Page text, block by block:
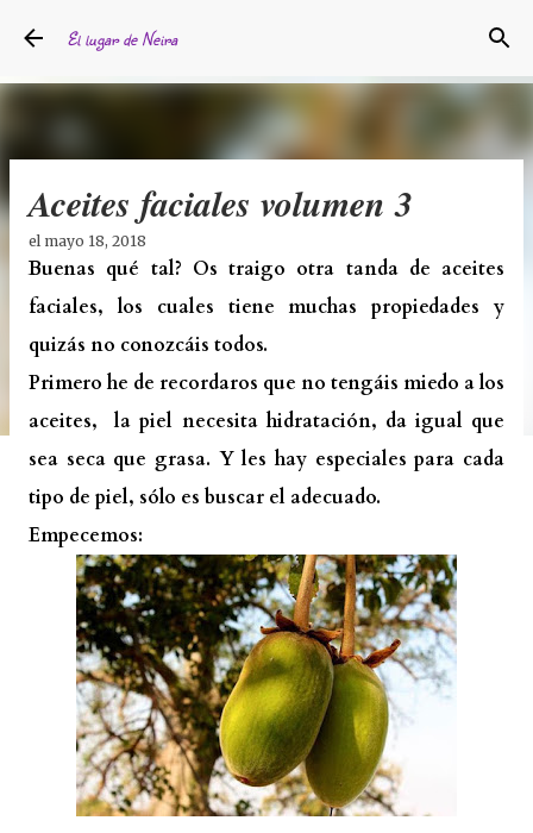
El lugar de Neira
Aceites faciales volumen 3
el mayo 18, 2018
Buenas qué tal? Os traigo otra tanda de aceites
faciales, los cuales tiene muchas propiedades y
quizás no conozcáis todos.
Primero he de recordaros que no tengáis miedo a los
aceites, la piel necesita hidratación, da igual que
sea seca que grasa. Y les hay especiales para cada
tipo de piel, sólo es buscar el adecuado.
Empecemos: